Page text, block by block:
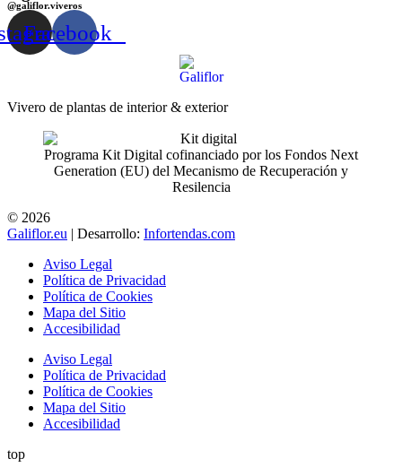
@galiflor.viveros
Facebook
Vivero de plantas de interior & exterior
Programa Kit Digital cofinanciado por los Fondos Next
Generation (EU) del Mecanismo de Recuperación y
Resilencia
© 2026
Galiflor.eu | Desarrollo: Infortendas.com
Aviso Legal
Política de Privacidad
Política de Cookies
Mapa del Sitio
Accesibilidad
Aviso Legal
Política de Privacidad
Política de Cookies
Mapa del Sitio
Accesibilidad
top